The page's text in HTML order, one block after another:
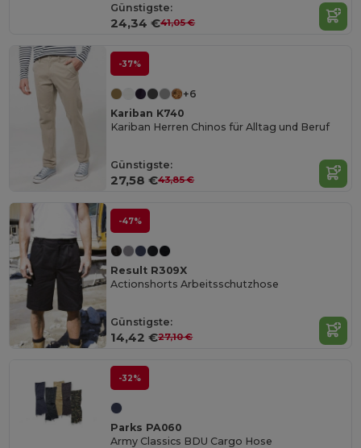
Günstigste:
24,34 €41,05 €
-37%
+6
Kariban K740
Kariban Herren Chinos für Alltag und Beruf
Günstigste:
27,58 €43,85 €
-47%
Result R309X
Actionshorts Arbeitsschutzhose
Günstigste:
14,42 €27,10 €
-32%
Parks PA060
Army Classics BDU Cargo Hose